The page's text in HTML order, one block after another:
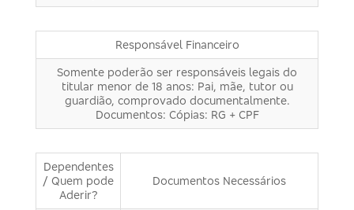
Responsável Financeiro
Somente poderão ser responsáveis legais do
titular menor de 18 anos: Pai, mãe, tutor ou
guardião, comprovado documentalmente.
Documentos: Cópias: RG + CPF
Dependentes
/ Quem pode
Aderir?
Documentos Necessários